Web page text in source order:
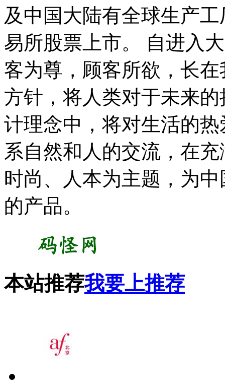
及中国大陆有全球生产
易所股票上市。 自进入
客为尊，顾客所欲，长
方针，将人类对于未来
计理念中，将对生活的
系自然和人的交流，在
时尚、人本为主题，为
的产品。
本站推荐我要上推荐